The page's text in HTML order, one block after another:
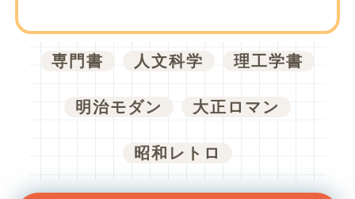
専門書 人文科学 理工学書
明治モダン 大正ロマン
昭和レトロ